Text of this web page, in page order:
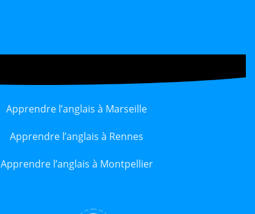
Apprendre l’anglais à Marseille
Apprendre l’anglais à Rennes
Apprendre l’anglais à Montpellier